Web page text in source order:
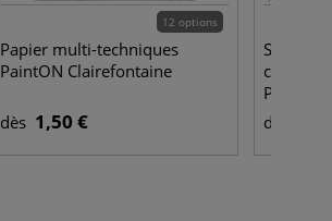
12 options
Papier multi-techniques
PaintON Clairefontaine
dès 1,50 €
Set de 4
conique
Posca
dès